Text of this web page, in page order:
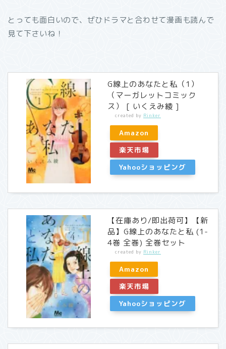
とっても面白いので、ぜひドラマと合わせて漫画も読んで
見て下さいね！
G線上のあなたと私（1）
（マーガレットコミック
ス） [ いくえみ綾 ]
created by Rinker
Amazon
楽天市場
Yahooショッピング
【在庫あり/即出荷可】【新
品】G線上のあなたと私 (1-
4巻 全巻) 全巻セット
created by Rinker
Amazon
楽天市場
Yahooショッピング